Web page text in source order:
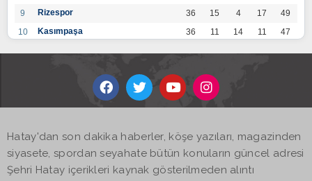
9
Rizespor 36 15 4 17
49
10
Kasımpaşa 36 11 14 11
47
36 12
14
Kayserispor 36 11 12 13
45
BB Bodrumspor 17
Sivasspor
Hatay'dan son dakika haberler, köşe yazıları, magazinden
siyasete, spordan seyahate bütün konuların güncel adresi
Şehri Hatay içerikleri kaynak gösterilmeden alıntı